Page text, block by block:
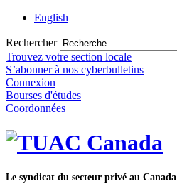
English
Rechercher
Trouvez votre section locale
S’abonner à nos cyberbulletins
Connexion
Bourses d'études
Coordonnées
Le syndicat du secteur privé au Canada